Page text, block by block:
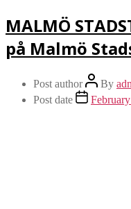
MALMÖ
på Malmö
Post author By
Post date